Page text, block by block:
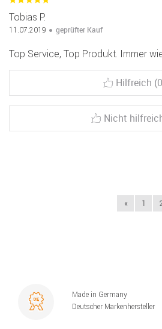
Tobias P.
11.07.2019 geprüfter Kauf
Top Service, Top Produkt. Immer
Hilfreich
Nicht
« 1
Made in Germany
Deutscher Markenhersteller